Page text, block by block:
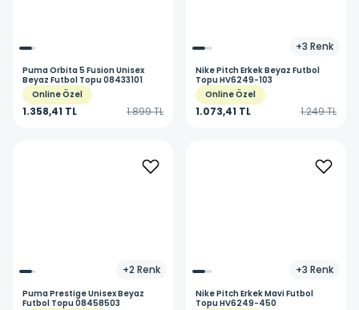
PumaOrbita 5 Fusion Unisex
Beyaz Futbol Topu 08433101
Online Özel
1.358,41 TL 1.899 TL
+3 Renk
NikePitch Erkek Beyaz Futbol
Topu HV6249-103
Online Özel
1.073,41 TL 1.249 TL
+2 Renk
PumaPrestige Unisex Beyaz
Futbol Topu 08458503
+3 Renk
NikePitch Erkek Mavi Futbol
Topu HV6249-450